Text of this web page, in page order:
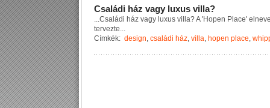
Családi ház vagy luxus villa?
...Csa ádi ház vagy uxus vi a?A 'Hopen P ace' e nev
tervezte...
Címkék: design, családi ház, villa, hopen place,